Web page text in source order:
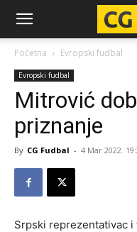
CG-
Fudbal
Početna Evropski fudbal
Evropski fudbal
Mitrović
priznanje
By CG Fudbal - 4 Mar 2022.
Srpski reprezentativac i